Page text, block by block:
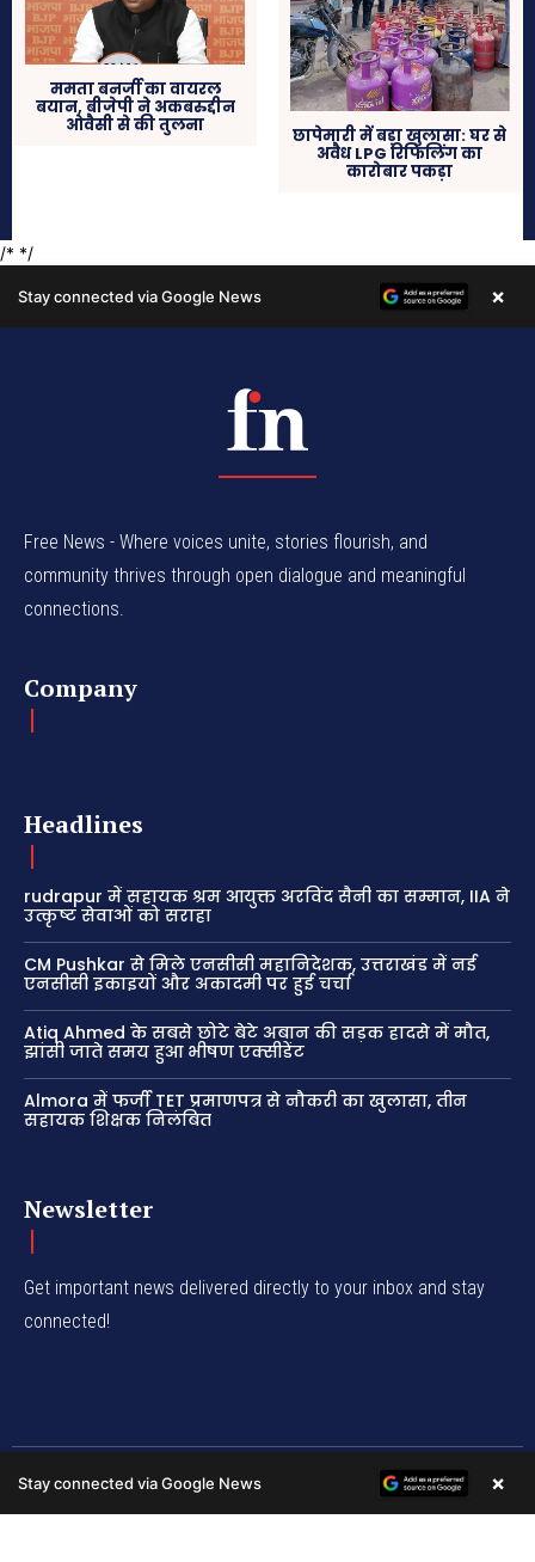
Free News - Where voices unite, stories flourish, and
community thrives through open dialogue and meaningful
connections.
Company
Headlines
rudrapur में सहायक श्रम आयुक्त अरविंद सैनी का सम्मान, IIA ने
उत्कृष्ट सेवाओं को सराहा
CM Pushkar से मिले एनसीसी महानिदेशक, उत्तराखंड में नई
एनसीसी इकाइयों और अकादमी पर हुई चर्चा
Atiq Ahmed के सबसे छोटे बेटे अबान की सड़क हादसे में मौत,
झांसी जाते समय हुआ भीषण एक्सीडेंट
Almora में फर्जी TET प्रमाणपत्र से नौकरी का खुलासा, तीन
सहायक शिक्षक निलंबित
Newsletter
Get important news delivered directly to your inbox and stay
connected!
© Newspaper WordPress Theme by TagDiv
Stay connected via Google News ×